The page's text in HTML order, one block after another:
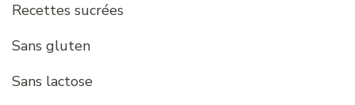
Recettes sucrées
Sans gluten
Sans lactose